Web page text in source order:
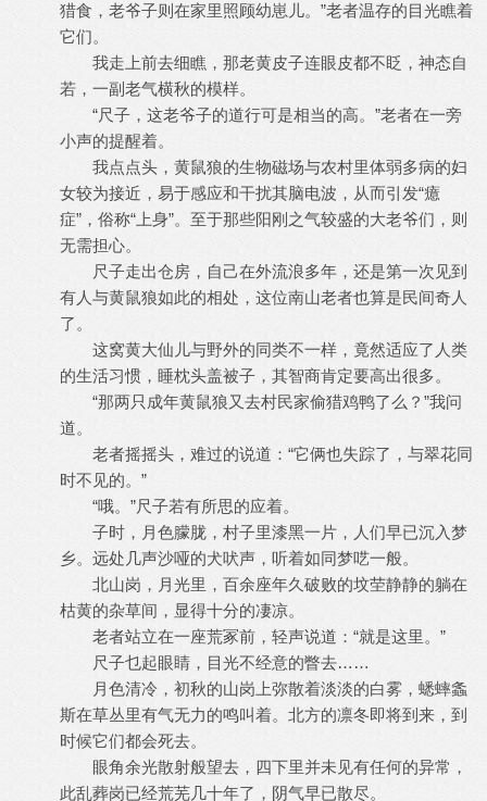
猎食，老爷子则在家里照顾幼崽儿。”老者温存的目光瞧着
它们。
我走上前去细瞧，那老黄皮子连眼皮都不眨，神态自
若，一副老气横秋的模样。
“尺子，这老爷子的道行可是相当的高。”老者在一旁
小声的提醒着。
我点点头，黄鼠狼的生物磁场与农村里体弱多病的妇
女较为接近，易于感应和干扰其脑电波，从而引发“癔
症”，俗称“上身”。至于那些阳刚之气较盛的大老爷们，则
无需担心。
尺子走出仓房，自己在外流浪多年，还是第一次见到
有人与黄鼠狼如此的相处，这位南山老者也算是民间奇人
了。
这窝黄大仙儿与野外的同类不一样，竟然适应了人类
的生活习惯，睡枕头盖被子，其智商肯定要高出很多。
“那两只成年黄鼠狼又去村民家偷猎鸡鸭了么？”我问
道。
老者摇摇头，难过的说道：“它俩也失踪了，与翠花同
时不见的。”
“哦。”尺子若有所思的应着。
子时，月色朦胧，村子里漆黑一片，人们早已沉入梦
乡。远处几声沙哑的犬吠声，听着如同梦呓一般。
北山岗，月光里，百余座年久破败的坟茔静静的躺在
枯黄的杂草间，显得十分的凄凉。
老者站立在一座荒冢前，轻声说道：“就是这里。”
尺子乜起眼睛，目光不经意的瞥去……
月色清冷，初秋的山岗上弥散着淡淡的白雾，蟋蟀螽
斯在草丛里有气无力的鸣叫着。北方的凛冬即将到来，到
时候它们都会死去。
眼角余光散射般望去，四下里并未见有任何的异常，
此乱葬岗已经荒芜几十年了，阴气早已散尽。